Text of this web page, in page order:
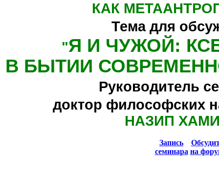
КАК
Тема для
"Я И ЧУЖОЙ:
В БЫТИИ
Руководитель
доктор философских
НАЗИП
Запись
семинара на